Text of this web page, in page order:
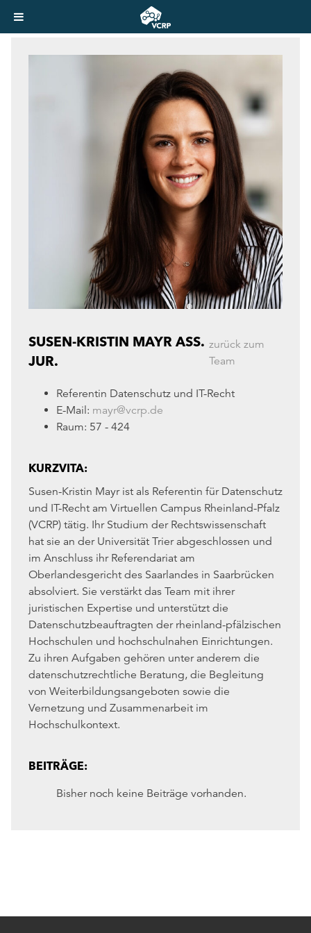
SUSEN-KRISTIN MAYR ASS.
JUR.
zurück zum
Team
Referentin Datenschutz und IT-Recht
E-Mail: mayr@vcrp.de
Raum: 57 - 424
KURZVITA:
Susen-Kristin Mayr ist als Referentin für Datenschutz
und IT-Recht am Virtuellen Campus Rheinland-Pfalz
(VCRP) tätig. Ihr Studium der Rechtswissenschaft
hat sie an der Universität Trier abgeschlossen und
im Anschluss ihr Referendariat am
Oberlandesgericht des Saarlandes in Saarbrücken
absolviert. Sie verstärkt das Team mit ihrer
juristischen Expertise und unterstützt die
Datenschutzbeauftragten der rheinland-pfälzischen
Hochschulen und hochschulnahen Einrichtungen.
Zu ihren Aufgaben gehören unter anderem die
datenschutzrechtliche Beratung, die Begleitung
von Weiterbildungsangeboten sowie die
Vernetzung und Zusammenarbeit im
Hochschulkontext.
BEITRÄGE:
Bisher noch keine Beiträge vorhanden.